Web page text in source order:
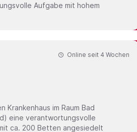
Aufgabe mit hohem
Online seit 4 Wochen
im Raum Bad
ca. 200 Betten angesiedelt